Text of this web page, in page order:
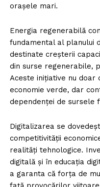
orașele mari.
Energia regenerabilă
fundamental al planului
destinate creșterii
din surse regenerabile,
Aceste inițiative nu doar
economie verde, dar
dependenței de sursele
Digitalizarea se
competitivității
realități tehnologice.
digitală și în educația
a garanta că forța de